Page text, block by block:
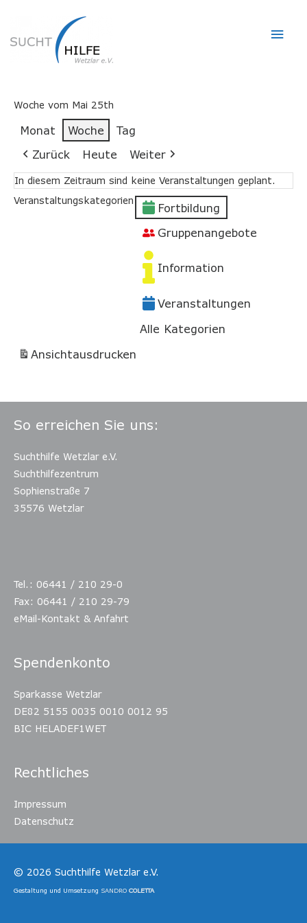
Woche vom Mai 25th
Monat Woche
Tag
Zurück
Heute Weiter
In diesem Zeitraum sind keine Veranstaltungen geplant.
Veranstaltungskategorien
Fortbildung
Gruppenangebote
Information
Veranstaltungen
Alle Kategorien
Ansichtausdrucken
So erreichen Sie uns:
Suchthilfe Wetzlar e.V.
Suchthilfezentrum
Sophienstraße 7
35576 Wetzlar
Tel.: 06441 / 210 29-0
Fax: 06441 / 210 29-79
eMail-Kontakt & Anfahrt
Spendenkonto
Sparkasse Wetzlar
DE82 5155 0035 0010 0012 95
BIC HELADEF1WET
Rechtliches
Impressum
Datenschutz
© 2026 Suchthilfe Wetzlar e.V.
Gestaltung und Umsetzung SANDRO COLETTA